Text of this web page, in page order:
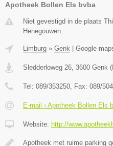
Apotheek Bollen Els bvba
Niet gevestigd in de plaats
Henegouwen.
Limburg » Genk Google
Sledderloweg 26, 3600 Genk (
Tel: 089/353250, Fax: 089/
E-mail › Apotheek Bollen Els
Website: http://
Apotheek met ruime parking